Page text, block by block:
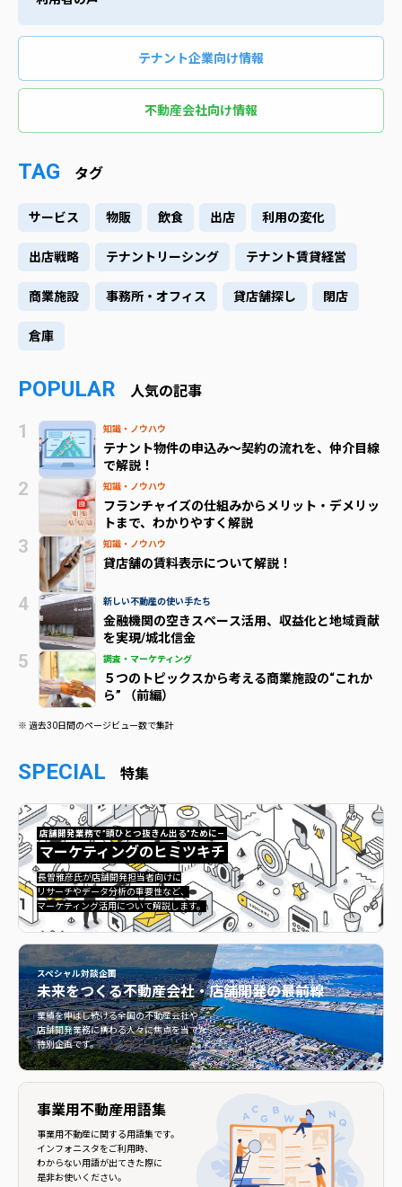
テナント企業向け情報
不動産会社向け情報
TAG タグ
サービス 物販 飲食 出店 利用の変化
出店戦略 テナントリーシング テナント賃貸経営
商業施設 事務所・オフィス 貸店舗探し 閉店
倉庫
POPULAR 人気の記事
知識・ノウハウ
テナント物件の申込み～契約の流れを、仲介目線
で解説！
知識・ノウハウ
フランチャイズの仕組みからメリット・デメリッ
トまで、わかりやすく解説
知識・ノウハウ
貸店舗の賃料表示について解説！
新しい不動産の使い手たち
金融機関の空きスペース活用、収益化と地域貢献
を実現/城北信金
調査・マーケティング
５つのトピックスから考える商業施設の“これか
ら” （前編）
※ 過去30日間のページビュー数で集計
SPECIAL 特集
店舗開発業務で”頭ひとつ抜きん出る”ために—
マーケティングのヒミツキチ
長曽雅彦氏が店舗開発担当者向けに
リサーチやデータ分析の重要性など、
マーケティング活用について解説します。
マーケティングのヒミツキチ">
スペシャル対談企画
未来をつくる不動産会社・店舗開発の最前線
業績を伸ばし続ける全国の不動産会社や
店舗開発業務に携わる人々に焦点を当てた
特別企画です。
不動産会社・店舗開発の最前線">
事業用不動産用語集
事業用不動産に関する用語集です。
インフォニスタをご利用時、
わからない用語が出てきた際に
是非お使いください。